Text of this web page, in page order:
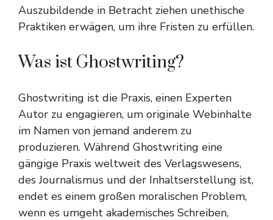
Auszubildende in Betracht ziehen unethische
Praktiken erwägen, um ihre Fristen zu erfüllen.
Was ist Ghostwriting?
Ghostwriting ist die Praxis, einen Experten
Autor zu engagieren, um originale Webinhalte
im Namen von jemand anderem zu
produzieren. Während Ghostwriting eine
gängige Praxis weltweit des Verlagswesens,
des Journalismus und der Inhaltserstellung ist,
endet es einem großen moralischen Problem,
wenn es umgeht akademisches Schreiben,